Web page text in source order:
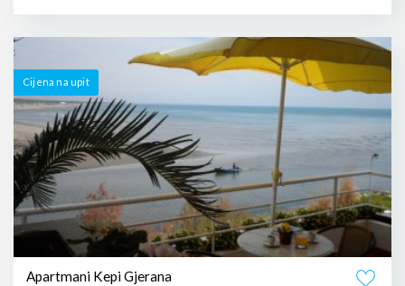
Cijena na upit
Apartmani Kepi Gjerana